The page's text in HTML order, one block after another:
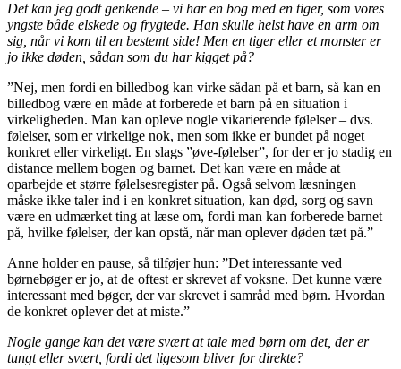
Det kan jeg godt genkende – vi har en bog med en tiger, som vores
yngste både elskede og frygtede. Han skulle helst have en arm om
sig, når vi kom til en bestemt side! Men en tiger eller et monster er
jo ikke døden, sådan som du har kigget på?
”Nej, men fordi en billedbog kan virke sådan på et barn, så kan en
billedbog være en måde at forberede et barn på en situation i
virkeligheden. Man kan opleve nogle vikarierende følelser – dvs.
følelser, som er virkelige nok, men som ikke er bundet på noget
konkret eller virkeligt. En slags ”øve-følelser”, for der er jo stadig en
distance mellem bogen og barnet. Det kan være en måde at
oparbejde et større følelsesregister på. Også selvom læsningen
måske ikke taler ind i en konkret situation, kan død, sorg og savn
være en udmærket ting at læse om, fordi man kan forberede barnet
på, hvilke følelser, der kan opstå, når man oplever døden tæt på.”
Anne holder en pause, så tilføjer hun: ”Det interessante ved
børnebøger er jo, at de oftest er skrevet af voksne. Det kunne være
interessant med bøger, der var skrevet i samråd med børn. Hvordan
de konkret oplever det at miste.”
Nogle gange kan det være svært at tale med børn om det, der er
tungt eller svært, fordi det ligesom bliver for direkte?